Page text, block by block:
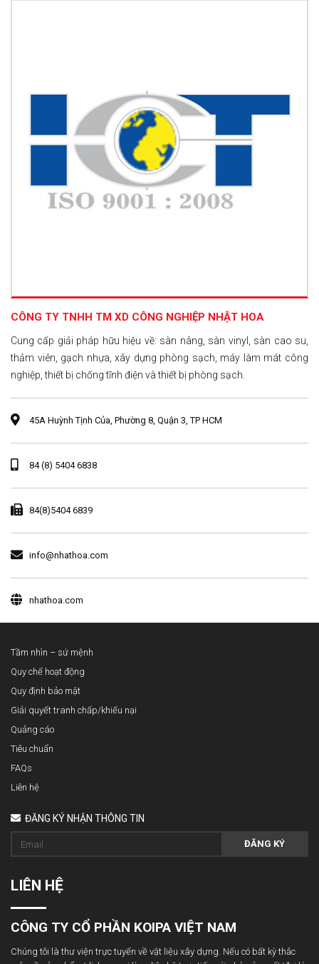
CÔNG TY TNHH TM XD CÔNG NGHIỆP NHẬT HOA
Cung cấp giải pháp hữu hiệu về: sàn nâng, sàn vinyl, sàn cao su,
thảm viên, gạch nhựa, xây dựng phòng sạch, máy làm mát công
nghiệp, thiết bị chống tĩnh điện và thiết bị phòng sạch.
45A Huỳnh Tịnh Của, Phường 8, Quận 3, TP HCM
84 (8) 5404 6838
84(8)5404 6839
info@nhathoa.com
nhathoa.com
Tầm nhìn – sứ mệnh
Quy chế hoạt động
Quy định bảo mật
Giải quyết tranh chấp/khiếu nại
Quảng cáo
Tiêu chuẩn
FAQs
Liên hệ
ĐĂNG KÝ NHẬN THÔNG TIN
ĐĂNG KÝ
LIÊN HỆ
CÔNG TY CỔ PHẦN KOIPA VIỆT NAM
Chúng tôi là thư viện trực tuyến về vật liệu xây dựng. Nếu có bất kỳ thắc